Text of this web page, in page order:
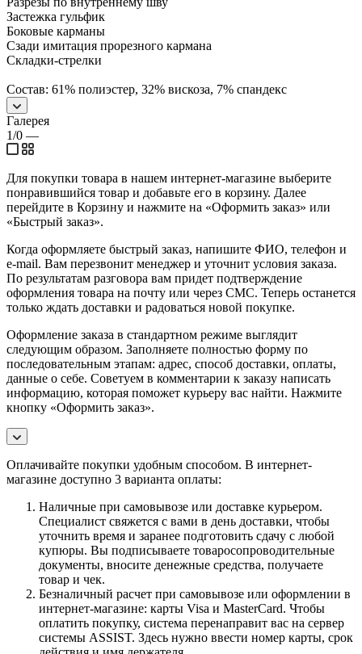
Застежка гульфик
Боковые карманы
Сзади имитация прорезного кармана
Складки-стрелки
Состав: 61% полиэстер, 32% вискоза, 7% спандекс
Галерея
1/0 —
Для покупки товара в нашем интернет-магазине выберите
понравившийся товар и добавьте его в корзину. Далее
перейдите в Корзину и нажмите на «Оформить заказ» или
«Быстрый заказ».
Когда оформляете быстрый заказ, напишите ФИО, телефон и
e-mail. Вам перезвонит менеджер и уточнит условия заказа.
По результатам разговора вам придет подтверждение
оформления товара на почту или через СМС. Теперь останется
только ждать доставки и радоваться новой покупке.
Оформление заказа в стандартном режиме выглядит
следующим образом. Заполняете полностью форму по
последовательным этапам: адрес, способ доставки, оплаты,
данные о себе. Советуем в комментарии к заказу написать
информацию, которая поможет курьеру вас найти. Нажмите
кнопку «Оформить заказ».
Оплачивайте покупки удобным способом. В интернет-
магазине доступно 3 варианта оплаты:
Наличные при самовывозе или доставке курьером.
Специалист свяжется с вами в день доставки, чтобы
уточнить время и заранее подготовить сдачу с любой
купюры. Вы подписываете товаросопроводительные
документы, вносите денежные средства, получаете
товар и чек.
Безналичный расчет при самовывозе или оформлении в
интернет-магазине: карты Visa и MasterCard. Чтобы
оплатить покупку, система перенаправит вас на сервер
системы ASSIST. Здесь нужно ввести номер карты, срок